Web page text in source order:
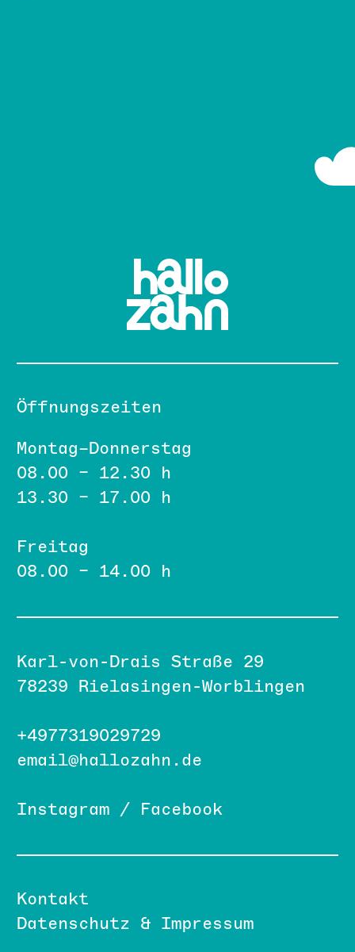
Öffnungszeiten
Montag–Donnerstag
08.00 – 12.30 h
13.30 – 17.00 h
Freitag
08.00 – 14.00 h
Karl-von-Drais Straße 29
78239 Rielasingen-Worblingen
+4977319029729
email@hallozahn.de
Instagram/ Facebook
Kontakt
Datenschutz & Impressum